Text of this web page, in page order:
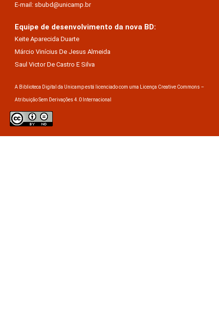
E-mail: sbubd@unicamp.br
Equipe de desenvolvimento da nova BD:
Keite Aparecida Duarte
Márcio Vinícius De Jesus Almeida
Saul Victor De Castro E Silva
A Biblioteca Digital da Unicamp está licenciado com uma Licença Creative Commons –
Atribuição Sem Derivações 4.0 Internacional